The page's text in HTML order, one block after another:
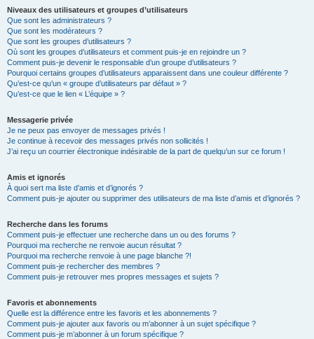
Niveaux des utilisateurs et groupes d’utilisateurs
Que sont les administrateurs ?
Que sont les modérateurs ?
Que sont les groupes d’utilisateurs ?
Où sont les groupes d’utilisateurs et comment puis-je en rejoindre un ?
Comment puis-je devenir le responsable d’un groupe d’utilisateurs ?
Pourquoi certains groupes d’utilisateurs apparaissent dans une couleur différente ?
Qu’est-ce qu’un « groupe d’utilisateurs par défaut » ?
Qu’est-ce que le lien « L’équipe » ?
Messagerie privée
Je ne peux pas envoyer de messages privés !
Je continue à recevoir des messages privés non sollicités !
J’ai reçu un courrier électronique indésirable de la part de quelqu’un sur ce forum !
Amis et ignorés
À quoi sert ma liste d’amis et d’ignorés ?
Comment puis-je ajouter ou supprimer des utilisateurs de ma liste d’amis et d’ignorés ?
Recherche dans les forums
Comment puis-je effectuer une recherche dans un ou des forums ?
Pourquoi ma recherche ne renvoie aucun résultat ?
Pourquoi ma recherche renvoie à une page blanche ?!
Comment puis-je rechercher des membres ?
Comment puis-je retrouver mes propres messages et sujets ?
Favoris et abonnements
Quelle est la différence entre les favoris et les abonnements ?
Comment puis-je ajouter aux favoris ou m’abonner à un sujet spécifique ?
Comment puis-je m’abonner à un forum spécifique ?